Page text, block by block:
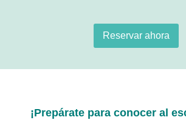
Reservar ahora
¡Prepárate para conocer al